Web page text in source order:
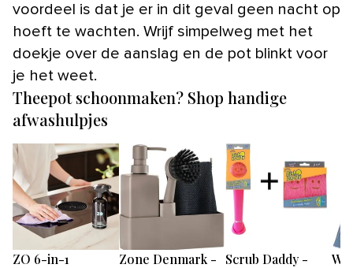
voordeel is dat je er in dit geval geen nacht op
hoeft te wachten. Wrijf simpelweg met het
doekje over de aanslag en de pot blinkt voor
je het weet.
Theepot schoonmaken? Shop handige
afwashulpjes
ZO 6-in-1
Zone Denmark -
Scrub Daddy -